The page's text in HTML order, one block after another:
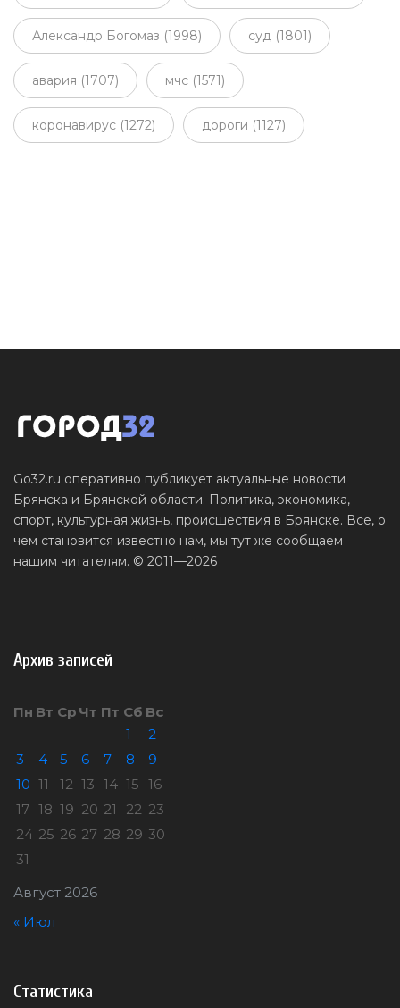
Александр Богомаз (1998) суд (1801)
авария (1707) мчс (1571)
коронавирус (1272) дороги (1127)
Go32.ru оперативно публикует актуальные новости
Брянска и Брянской области. Политика, экономика,
спорт, культурная жизнь, происшествия в Брянске. Все, о
чем становится известно нам, мы тут же сообщаем
нашим читателям. © 2011—2026
Архив записей
Август 2026
Пн Вт Ср Чт Пт Сб Вс
1
2
3
4 5 6 7 8
9
10 11 12 13 14 15 16
17 18 19 20 21 22 23
24 25 26 27 28 29 30
31
« Июл
Статистика